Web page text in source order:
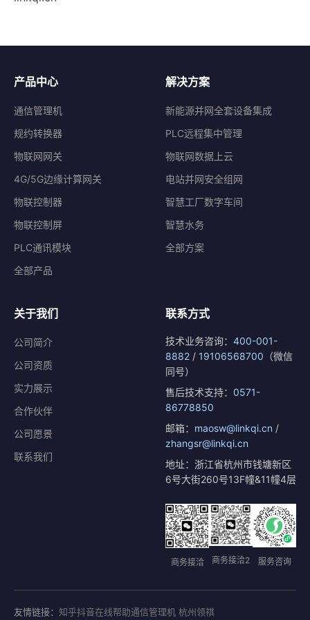
产品中心
通信管理机
规约转换器
物联网网关
4G/5G边缘计算网关
物联控制器
物联控制屏
PLC通讯模块
全部产品
解决方案
新能源并网全套设备集成
PLC远程集中管理
物联网数据上云
电站并网安全组网
智慧工厂数字车间
智慧水务
全部方案
关于我们
公司简介
公司资质
实力展示
合作伙伴
公司愿景
联系我们
联系方式
技术业务咨询： 400-001-
8882 / 19106568700 （微信
同号）
售后技术支持： 0571-
86778850
邮箱： maosw@linkqi.cn /
zhangsr@linkqi.cn
地址：浙江省杭州市钱塘新区
6号大街260号13F幢&11幢4层
商务接洽 商务接洽2 服务咨询
友情链接： 知乎抖音在线帮助通信管理机 杭州领祺